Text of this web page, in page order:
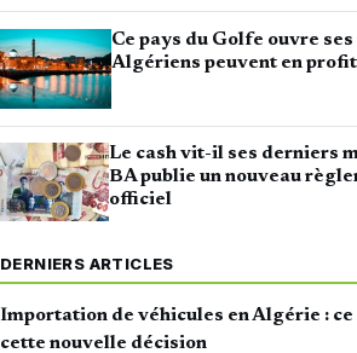
Ce pays du Golfe ouvre
Algériens peuvent en
Le cash vit-il ses derniers
BA publie un nouveau
officiel
DERNIERS ARTICLES
Importation de véhicules en Algérie : ce
cette nouvelle décision